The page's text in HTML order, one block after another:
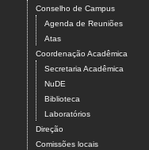
Conselho de Campus
Agenda de Reuniões
Atas
Coordenação Acadêmica
Secretaria Acadêmica
NuDE
Biblioteca
Laboratórios
Direção
Comissões locais